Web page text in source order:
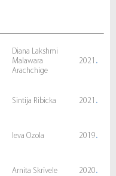
Diana Lakshmi
Malawara
Arachchige
2021 .
Sintija Ribicka 2021 .
Ieva Ozola 2019.
Arnita Skrīvele 2020.